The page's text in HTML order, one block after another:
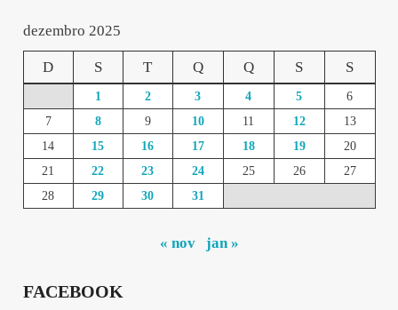
dezembro 2025
D S T Q Q S S
1 2 3 4 5
6
7
8 9 10 11 12
13
14
15 16 17 18 19
20
21
22 23 24 25 26
27
28
29 30 31
« nov jan »
FACEBOOK